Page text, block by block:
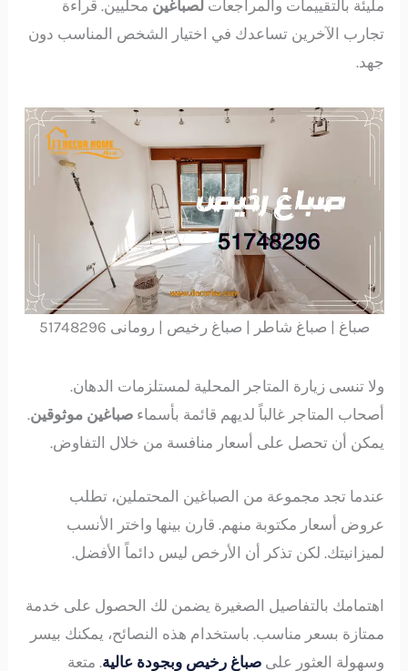
مليئة بالتقييمات والمراجعاتلصباغين محليين. قراءة
تجارب الآخرين تساعدك في اختيار الشخص المناسب دون
جهد.
صباغ | صباغ شاطر | صباغ رخيص | رومانى 51748296
ولا تنسى زيارة المتاجر المحلية لمستلزمات الدهان.
أصحاب المتاجر غالباً لديهم قائمة بأسماءصباغين موثوقين.
يمكن أن تحصل على أسعار منافسة من خلال التفاوض.
عندما تجد مجموعة من الصباغين المحتملين، تطلب
عروض أسعار مكتوبة منهم. قارن بينها واختر الأنسب
لميزانيتك. لكن تذكر أن الأرخص ليس دائماً الأفضل.
اهتمامك بالتفاصيل الصغيرة يضمن لك الحصول على خدمة
ممتازة بسعر مناسب. باستخدام هذه النصائح، يمكنك بيسر
وسهولة العثور علىصباغ رخيص وبجودة عالية. متعة